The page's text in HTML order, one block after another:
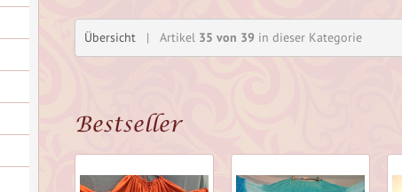
Übersicht | Artikel 35 von 39 in dieser Kategorie
Bestseller